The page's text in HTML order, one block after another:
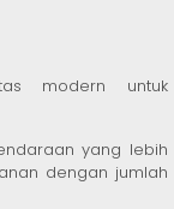
modern untuk
yang lebih
dengan jumlah